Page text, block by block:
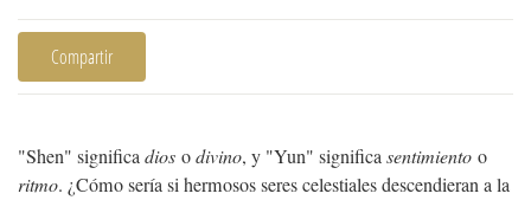
Compartir
"Shen" significadios odivino, y "Yun" significasentimiento o
ritmo. ¿Cómo sería si hermosos seres celestiales descendieran a la